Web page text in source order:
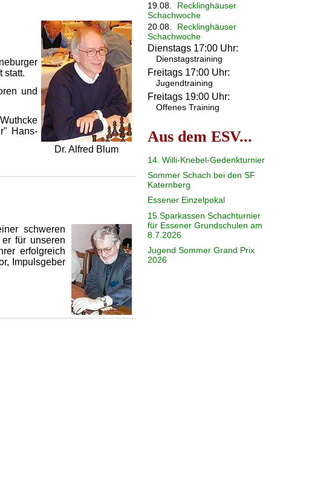
Dr. Alfred Blum
statt.
und
Hans-
schweren
für unseren
erfolgreich
Impulsgeber
19.08.
Recklinghäuser
Schachwoche
20.08.
Recklinghäuser
Schachwoche
Dienstags 17:00 Uhr:
Dienstagstraining
Freitags 17:00 Uhr:
Jugendtraining
Freitags 19:00 Uhr:
Offenes Training
Aus dem ESV...
14. Willi-Knebel-Gedenkturnier
Sommer Schach bei den SF
Katernberg
Essener Einzelpokal
15.Sparkassen Schachturnier
für Essener Grundschulen am
8.7.2026
Jugend Sommer Grand Prix
2026